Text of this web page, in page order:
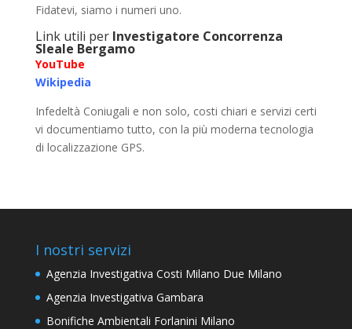
Fidatevi, siamo i numeri uno.
Link utili per Investigatore Concorrenza
Sleale Bergamo
YouTube
Wikipedia
Infedeltà Coniugali e non solo, costi chiari e servizi certi
vi documentiamo tutto, con la più moderna tecnologia
di localizzazione GPS.
I nostri servizi
Agenzia Investigativa Costi Milano Due Milano
Agenzia Investigativa Gambara
Bonifiche Ambientali Forlanini Milano